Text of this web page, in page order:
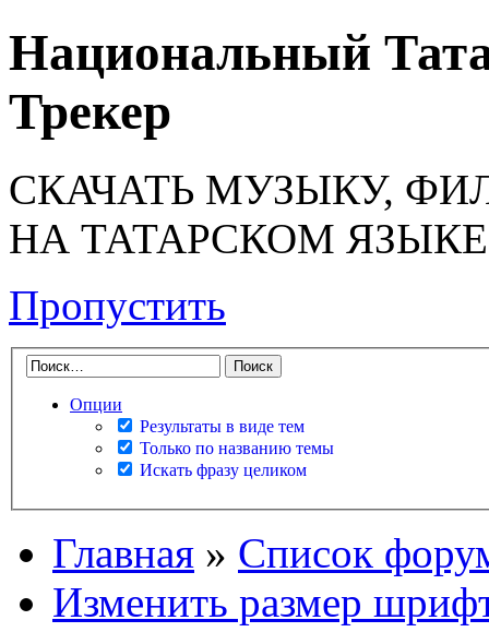
Национальный
Трекер
СКАЧАТЬ МУЗЫКУ,
НА ТАТАРСКОМ ЯЗЫКЕ
Пропустить
Опции
Результаты в виде тем
Только по названию темы
Искать фразу целиком
Главная » Список
Изменить размер